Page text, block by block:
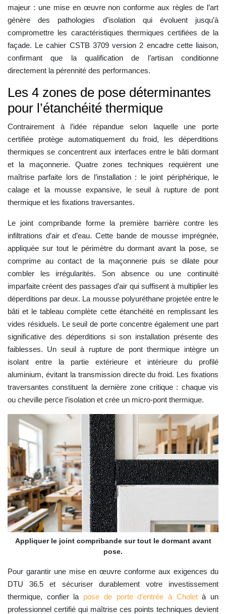
majeur : une mise en œuvre non conforme aux règles de l’art
génère des pathologies d’isolation qui évoluent jusqu’à
compromettre les caractéristiques thermiques certifiées de la
façade. Le cahier CSTB 3709 version 2 encadre cette liaison,
confirmant que la qualification de l’artisan conditionne
directement la pérennité des performances.
Les 4 zones de pose déterminantes
pour l’étanchéité thermique
Contrairement à l’idée répandue selon laquelle une porte
certifiée protège automatiquement du froid, les déperditions
thermiques se concentrent aux interfaces entre le bâti dormant
et la maçonnerie. Quatre zones techniques requièrent une
maîtrise parfaite lors de l’installation : le joint périphérique, le
calage et la mousse expansive, le seuil à rupture de pont
thermique et les fixations traversantes.
Le joint compribande forme la première barrière contre les
infiltrations d’air et d’eau. Cette bande de mousse imprégnée,
appliquée sur tout le périmètre du dormant avant la pose, se
comprime au contact de la maçonnerie puis se dilate pour
combler les irrégularités. Son absence ou une continuité
imparfaite créent des passages d’air qui suffisent à multiplier les
déperditions par deux. La mousse polyuréthane projetée entre le
bâti et le tableau complète cette étanchéité en remplissant les
vides résiduels. Le seuil de porte concentre également une part
significative des déperditions si son installation présente des
faiblesses. Un seuil à rupture de pont thermique intègre un
isolant entre la partie extérieure et intérieure du profilé
aluminium, évitant la transmission directe du froid. Les fixations
traversantes constituent la dernière zone critique : chaque vis
ou cheville perce l’isolation et crée un micro-pont thermique.
Appliquer le joint compribande sur tout le dormant avant
pose.
Pour garantir une mise en œuvre conforme aux exigences du
DTU 36.5 et sécuriser durablement votre investissement
thermique, confier la pose de porte d’entrée à Choletà un
professionnel certifié qui maîtrise ces points techniques devient